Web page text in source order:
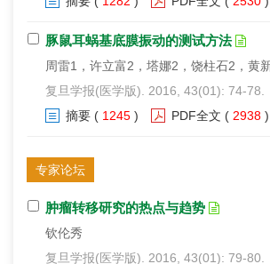
豚鼠耳蜗基底膜振动的测试方法
周雷1，许立富2，塔娜2，饶柱石2，黄
复旦学报(医学版). 2016, 43(01): 74-78.
摘要 ( 1245 ) PDF全文 ( 2938 )
专家论坛
肿瘤转移研究的热点与趋势
钦伦秀
复旦学报(医学版). 2016, 43(01): 79-80.